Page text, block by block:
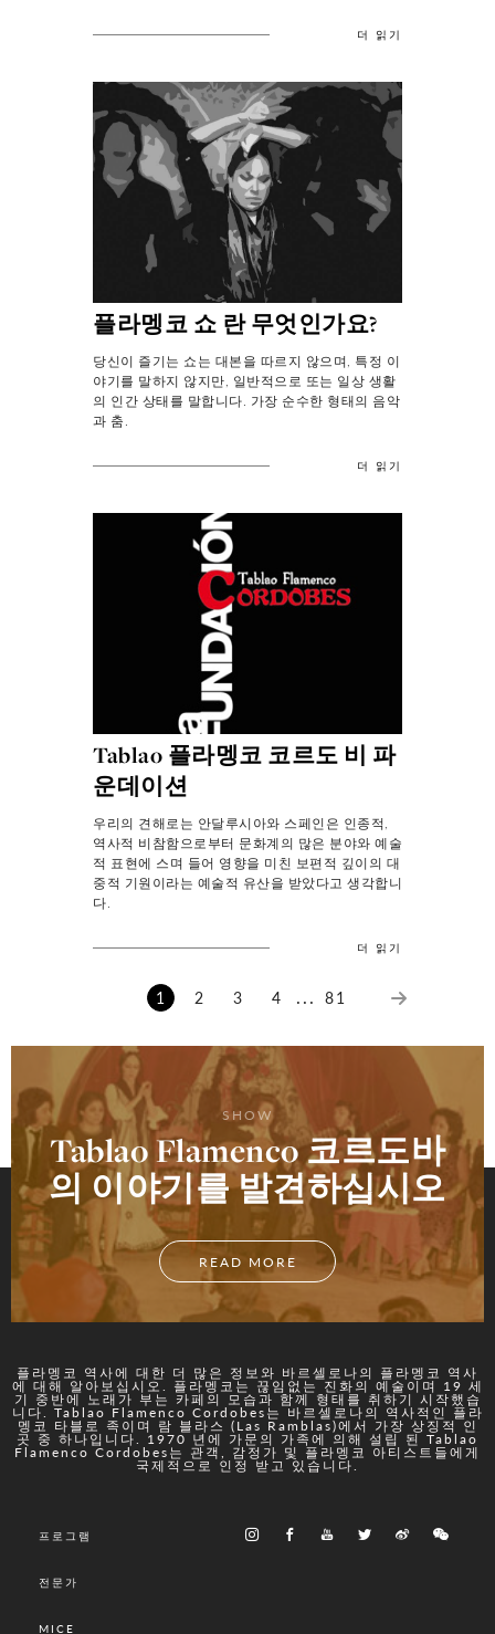
더 읽기
플라멩코 쇼 란 무엇인가요?
당신이 즐기는 쇼는 대본을 따르지 않으며, 특정 이
야기를 말하지 않지만, 일반적으로 또는 일상 생활
의 인간 상태를 말합니다. 가장 순수한 형태의 음악
과 춤.
더 읽기
Tablao 플라멩코 코르도 비 파
운데이션
우리의 견해로는 안달루시아와 스페인은 인종적,
역사적 비참함으로부터 문화계의 많은 분야와 예술
적 표현에 스며 들어 영향을 미친 보편적 깊이의 대
중적 기원이라는 예술적 유산을 받았다고 생각합니
다.
더 읽기
1 2 3 4 ... 81
SHOW
Tablao Flamenco 코르도바
의 이야기를 발견하십시오
READ MORE
플라멩코 역사에 대한 더 많은 정보와 바르셀로나의 플라멩코 역사
에 대해 알아보십시오. 플라멩코는 끊임없는 진화의 예술이며 19 세
기 중반에 노래가 부는 카페의 모습과 함께 형태를 취하기 시작했습
니다. Tablao Flamenco Cordobes는 바르셀로나의 역사적인 플라
멩코 타블로 족이며 람 블라스 (Las Ramblas)에서 가장 상징적 인
곳 중 하나입니다. 1970 년에 가문의 가족에 의해 설립 된 Tablao
Flamenco Cordobes는 관객, 감정가 및 플라멩코 아티스트들에게
국제적으로 인정 받고 있습니다.
프로그램
전문가
MICE